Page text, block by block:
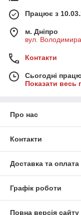
Працює з
м. Дніпро
вул.
Контакти
Сьогодні
Показати весь
Про нас
Контакти
Доставка та оплата
Графік роботи
Повна версія сайту